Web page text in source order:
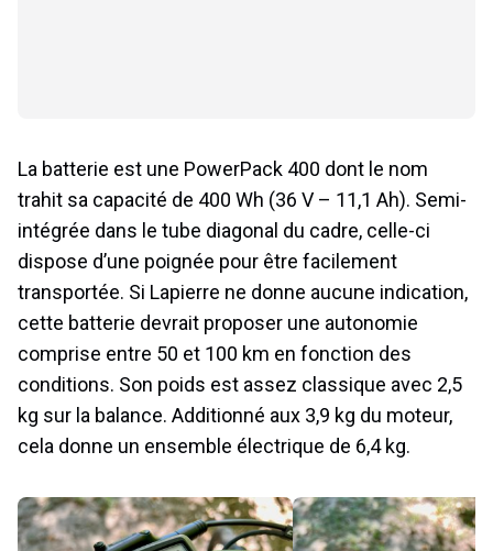
La batterie est une PowerPack 400 dont le nom
trahit sa capacité de 400 Wh (36 V – 11,1 Ah). Semi-
intégrée dans le tube diagonal du cadre, celle-ci
dispose d’une poignée pour être facilement
transportée. Si Lapierre ne donne aucune indication,
cette batterie devrait proposer une autonomie
comprise entre 50 et 100 km en fonction des
conditions. Son poids est assez classique avec 2,5
kg sur la balance. Additionné aux 3,9 kg du moteur,
cela donne un ensemble électrique de 6,4 kg.